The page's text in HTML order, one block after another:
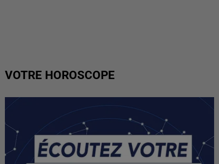
VOTRE HOROSCOPE